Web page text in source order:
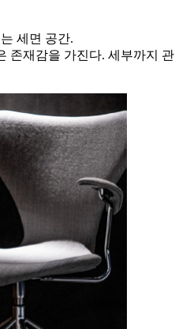
세면 공간.
존재감을 가진다. 세부까지 관